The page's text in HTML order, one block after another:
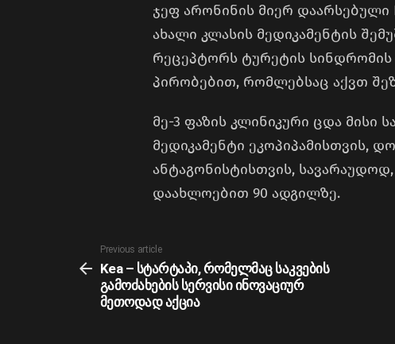
ჯეფ არონინის მიერ დაარსებული
ახალი კლასის მედიკამენტის
რეცეპტორს ტურეტის სინდრომის
პირობებით, რომლებსაც აქვთ
მე-3 ფაზის კლინიკური ცდა მისი
მედიკამენტი ეკოპიპამისთვის,
ანტაგონისტისთვის,
დაახლოებით 90 ადგილზე.
more
Previous article
Kea – სტარტაპი, რომელმაც საკვების
გამოძახების სერვისი ინოვაციურ
მეთოდად აქცია